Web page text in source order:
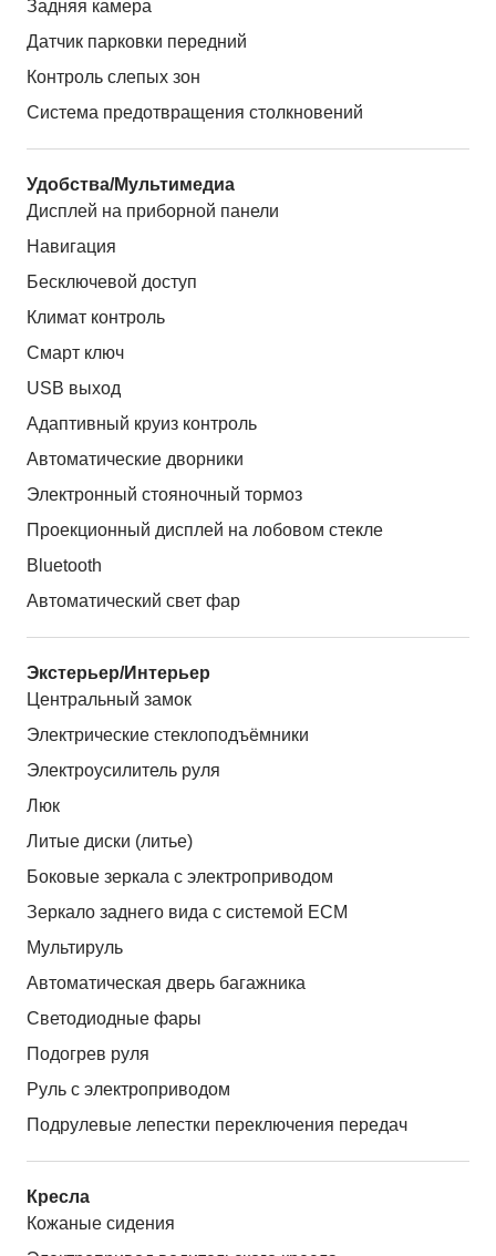
Задняя камера
Датчик парковки передний
Контроль слепых зон
Система предотвращения столкновений
Удобства/Мультимедиа
Дисплей на приборной панели
Навигация
Бесключевой доступ
Климат контроль
Смарт ключ
USB выход
Адаптивный круиз контроль
Автоматические дворники
Электронный стояночный тормоз
Проекционный дисплей на лобовом стекле
Bluetooth
Автоматический свет фар
Экстерьер/Интерьер
Центральный замок
Электрические стеклоподъёмники
Электроусилитель руля
Люк
Литые диски (литье)
Боковые зеркала с электроприводом
Зеркало заднего вида с системой ЕСМ
Мультируль
Автоматическая дверь багажника
Светодиодные фары
Подогрев руля
Руль с электроприводом
Подрулевые лепестки переключения передач
Кресла
Кожаные сидения